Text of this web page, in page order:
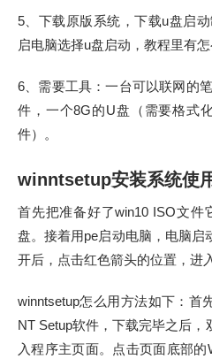
5、下载原版系统，下载u盘启
启电脑选择u盘启动，教程里有
6、需要工具：一台可以联网的
件，一个8G的U盘（需要格式
件）。
winntsetup安装系统使
首先把准备好了win10 ISO文件
盘。接着用pe启动电脑，电脑启
开后，点击红色箭头的位置，进
winntsetup怎么用方法如下：首
NT Setup软件，下载完毕之后
入程序主页面。点击页面底部的